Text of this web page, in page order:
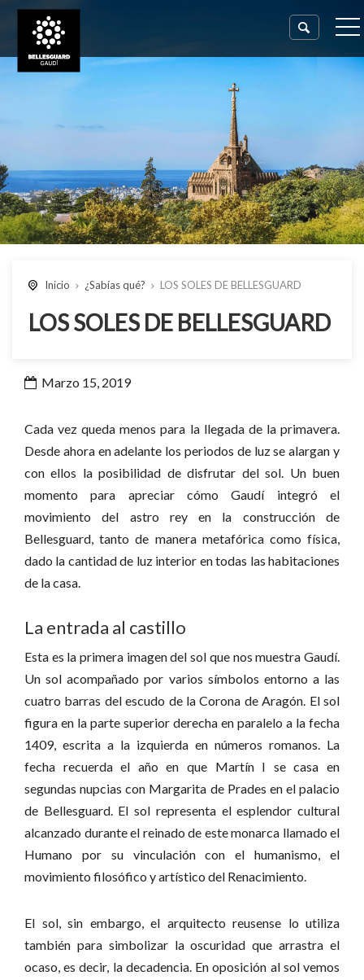
Inicio ¿Sabías qué? LOS SOLES DE BELLESGUARD
LOS SOLES DE BELLESGUARD
Marzo 15, 2019
Cada vez queda menos para la llegada de la primavera.
Desde ahora en adelante los periodos de luz se alargan y
con ellos la posibilidad de disfrutar del sol. Un buen
momento para apreciar cómo Gaudí integró el
movimiento del astro rey en la construcción de
Bellesguard, tanto de manera metafórica como física,
dado la cantidad de luz interior en todas las habitaciones
de la casa.
La entrada al castillo
Esta es la primera imagen del sol que nos muestra Gaudí.
Un sol acompañado por varios símbolos entorno a las
cuatro barras del escudo de la Corona de Aragón. El sol
figura en la parte superior derecha en paralelo a la fecha
1409, escrita a la izquierda en números romanos. La
fecha recuerda el año en que Martín I se casa en
segundas nupcias con Margarita de Prades en el palacio
de Bellesguard. El sol representa el esplendor cultural
alcanzado durante el reinado de este monarca llamado el
Humano por su vinculación con el humanismo, el
movimiento filosófico y artístico del Renacimiento.
El sol, sin embargo, el arquitecto reusense lo utiliza
también para simbolizar la oscuridad que arrastra el
ocaso, es decir, la decadencia. En oposición al sol vemos